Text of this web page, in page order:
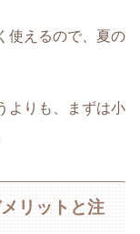
使えるので、夏の
よりも、まずは小
リットと注